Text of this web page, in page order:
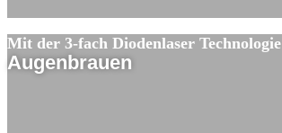
Mit der 3-fach Diodenlaser Technologie
Augenbrauen